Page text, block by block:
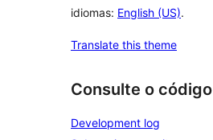
idiomas: English (US).
Translate this theme
Consulte o código
Development log